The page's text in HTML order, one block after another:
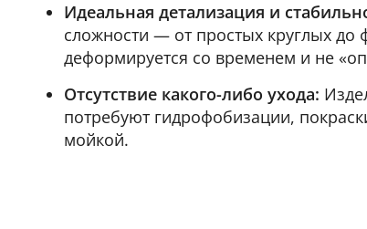
Идеальная детализация и
сложности — от простых круглых
деформируется со временем и не
Отсутствие какого-либо ухода:
потребуют гидрофобизации,
мойкой.